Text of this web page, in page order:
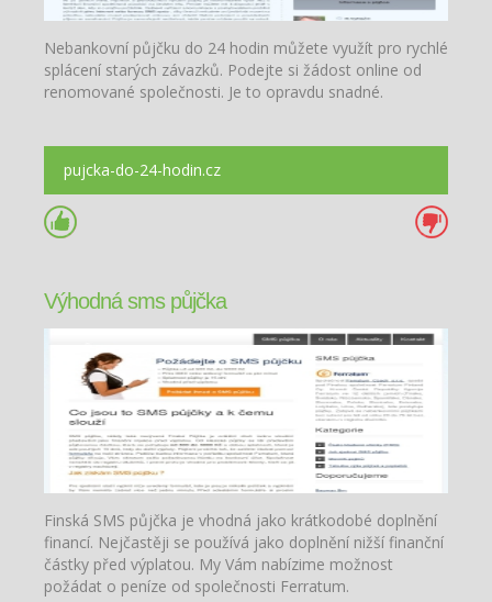
Nebankovní půjčku do 24 hodin můžete využít pro rychlé
splácení starých závazků. Podejte si žádost online od
renomované společnosti. Je to opravdu snadné.
pujcka-do-24-hodin.cz
Výhodná sms půjčka
Finská SMS půjčka je vhodná jako krátkodobé doplnění
financí. Nejčastěji se používá jako doplnění nižší finanční
částky před výplatou. My Vám nabízime možnost
požádat o peníze od společnosti Ferratum.